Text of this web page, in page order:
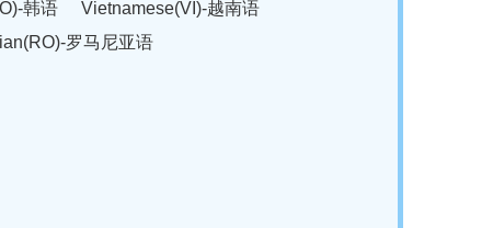
韩语
Vietnamese(VI)-越南语
罗马尼亚语